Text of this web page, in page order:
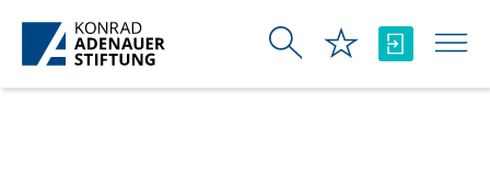
Saut au contenu principal